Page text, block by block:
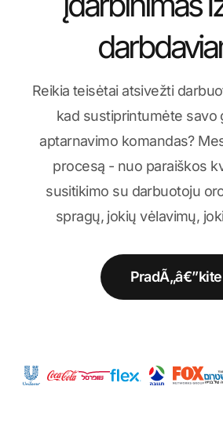
Reikia teisėtai atsivežti
kad sustiprintumėte savo
aptarnavimo komandas?
procesą - nuo paraiškos
susitikimo su darbuotoju
spragų, jokių vėlavimų,
PradÃ„â€”kite